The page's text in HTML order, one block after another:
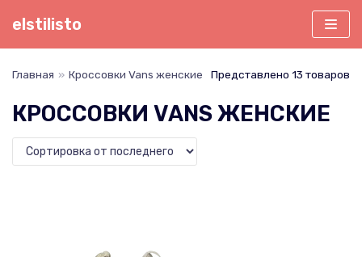
Перейти
elstilisto
Главная » Кроссовки Vans женские Представлено 13 товаров
КРОССОВКИ VANS ЖЕНСКИЕ